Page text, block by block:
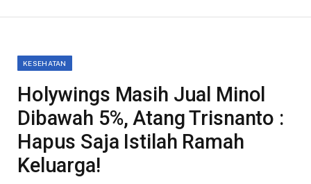
KESEHATAN
Holywings Masih Jual Minol
Dibawah 5%, Atang Trisnanto :
Hapus Saja Istilah Ramah
Keluarga!